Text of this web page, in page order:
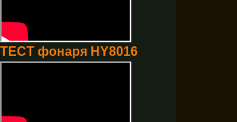
ТЕСТ фонаря HY8016